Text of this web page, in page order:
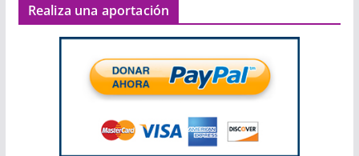
Realiza una aportación